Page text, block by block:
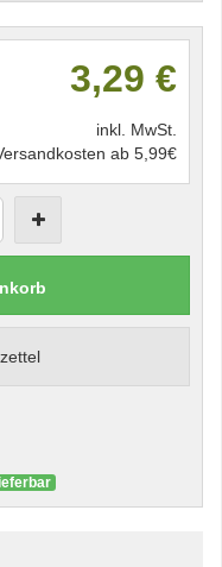
3,29 €
inkl. MwSt.
ab 5,99€
lieferbar